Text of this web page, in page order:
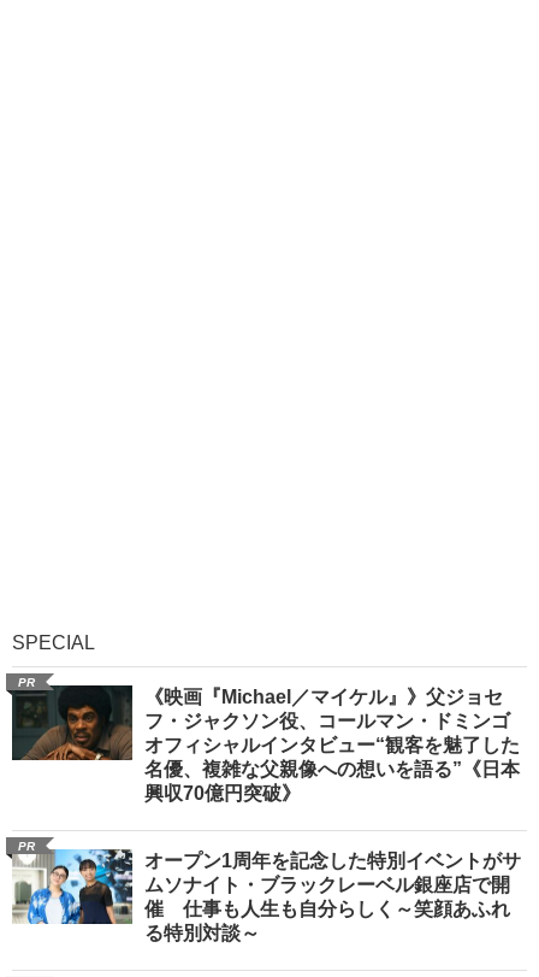
SPECIAL
PR
《映画『Michael／マイケル』》父ジョセ
フ・ジャクソン役、コールマン・ドミンゴ
オフィシャルインタビュー“観客を魅了した
名優、複雑な父親像への想いを語る”《日本
興収70億円突破》
PR
オープン1周年を記念した特別イベントがサ
ムソナイト・ブラックレーベル銀座店で開
催 仕事も人生も自分らしく～笑顔あふれ
る特別対談～